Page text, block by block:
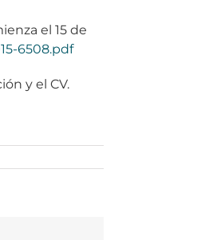
el 15 de
6508.pdf
y el CV.